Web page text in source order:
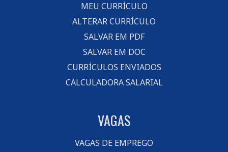
MEU CURRÍCULO
ALTERAR CURRÍCULO
SALVAR EM PDF
SALVAR EM DOC
CURRÍCULOS ENVIADOS
CALCULADORA SALARIAL
VAGAS
VAGAS DE EMPREGO